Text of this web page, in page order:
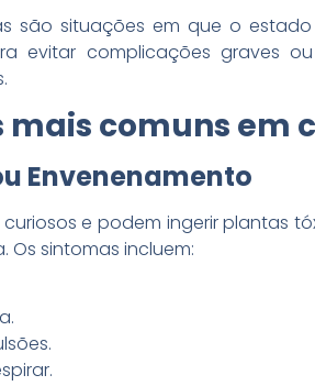
são situações em que o
evitar complicações graves
mais comuns em
Envenenamento
e podem ingerir plantas
sintomas incluem: